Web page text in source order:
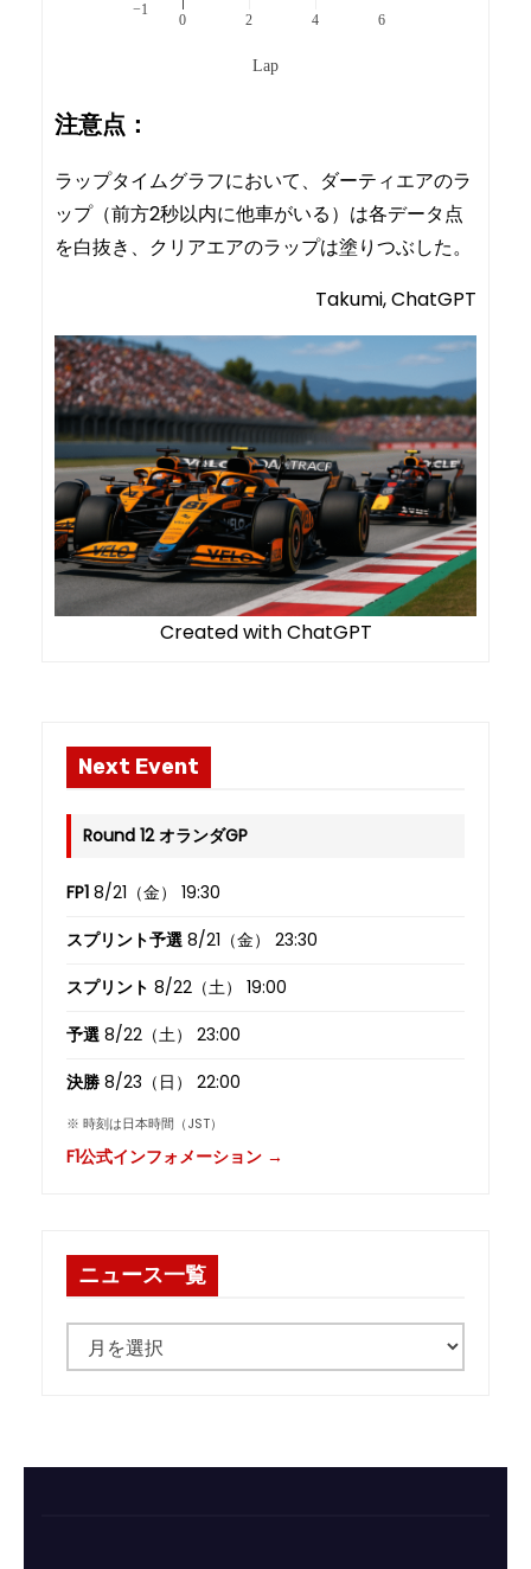
0 2 4 6
−1
Lap
注意点：
ラップタイムグラフにおいて、ダーティエアのラ
ップ（前方2秒以内に他車がいる）は各データ点
を白抜き、クリアエアのラップは塗りつぶした。
Takumi, ChatGPT
Created with ChatGPT
Next Event
Round 12 オランダGP
FP1 8/21（金） 19:30
スプリント予選 8/21（金） 23:30
スプリント 8/22（土） 19:00
予選 8/22（土） 23:00
決勝 8/23（日） 22:00
※ 時刻は日本時間（JST）
F1公式インフォメーション →
ニュース一覧
ュ
一